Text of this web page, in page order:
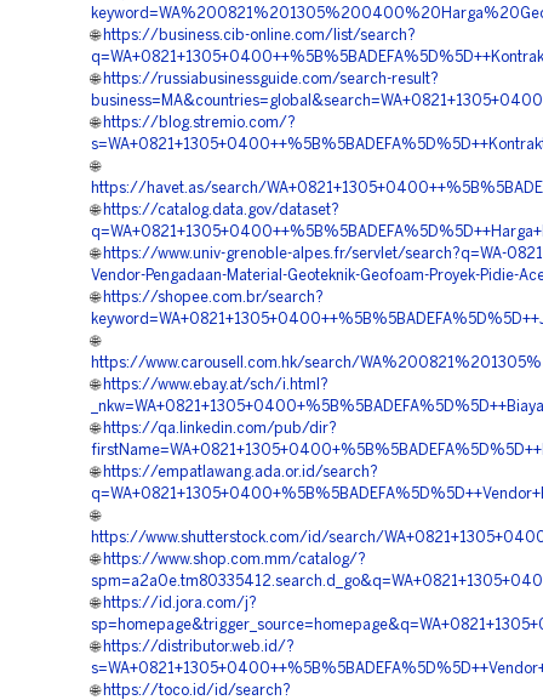
🌐 https://business.cib-online.com/list/search?
🌐 https://russiabusinessguide.com/search-result?
🌐 https://blog.stremio.com/?
🌐
https://havet.as/search/
🌐 https://catalog.data.gov/dataset?
🌐 https://www.univ-grenoble-alpes.fr/servlet/search?q=WA-
Vendor-Pengadaan-Material-Geoteknik-Geofoam-Proyek-Pidie-
🌐 https://shopee.com.br/search?
🌐
https://www.carousell.com.hk/search/
🌐 https://www.ebay.at/sch/i.html?
🌐 https://qa.linkedin.com/pub/dir?
🌐 https://empatlawang.ada.or.id/search?
🌐
https://www.shutterstock.com/id/search/
🌐 https://www.shop.com.mm/catalog/?
🌐 https://id.jora.com/j?
🌐 https://distributor.web.id/?
🌐 https://toco.id/id/search?